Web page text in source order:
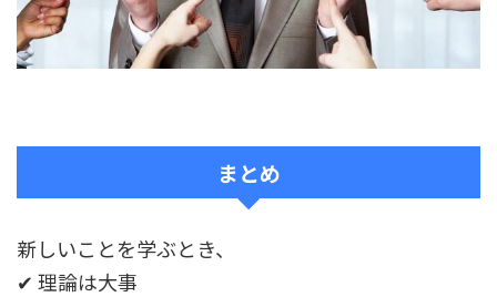
まとめ
新しいことを学ぶとき、
✔ 理論は大事